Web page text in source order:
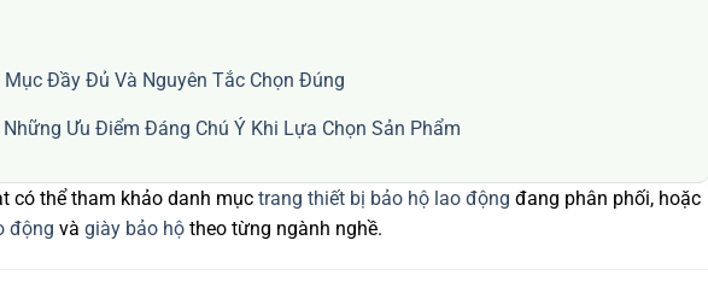
Đầy Đủ Và Nguyên Tắc Chọn Đúng
Ưu Điểm Đáng Chú Ý Khi Lựa Chọn Sản Phẩm
có thể tham khảo danh mục trang thiết bị bảo hộ lao động đang phân phối, hoặc
động và giày bảo hộ theo từng ngành nghề.